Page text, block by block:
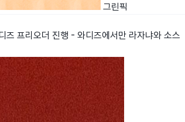
그린픽
즈 프리오더 진행 - 와디즈에서만 라자냐와 소스